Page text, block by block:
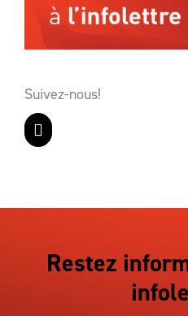
Suivez-nous!
Restez